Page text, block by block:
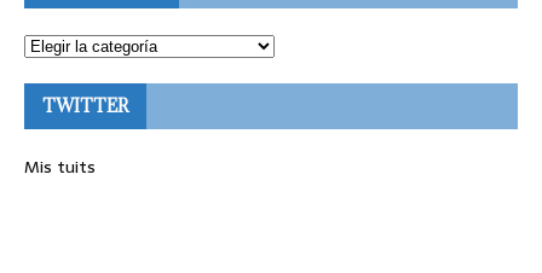
TWITTER
Mis tuits